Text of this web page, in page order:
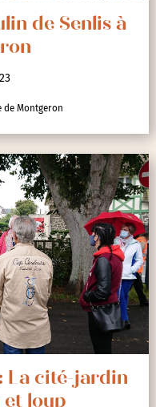
de Senlis à
de Montgeron
La cité-jardin
et loup